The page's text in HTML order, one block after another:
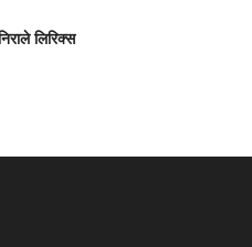
लिरिक्स